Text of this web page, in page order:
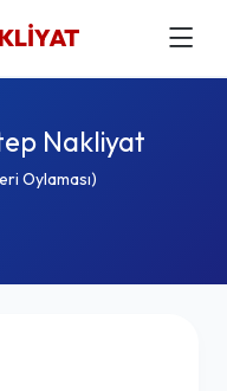
Nakliyat
Oylaması)